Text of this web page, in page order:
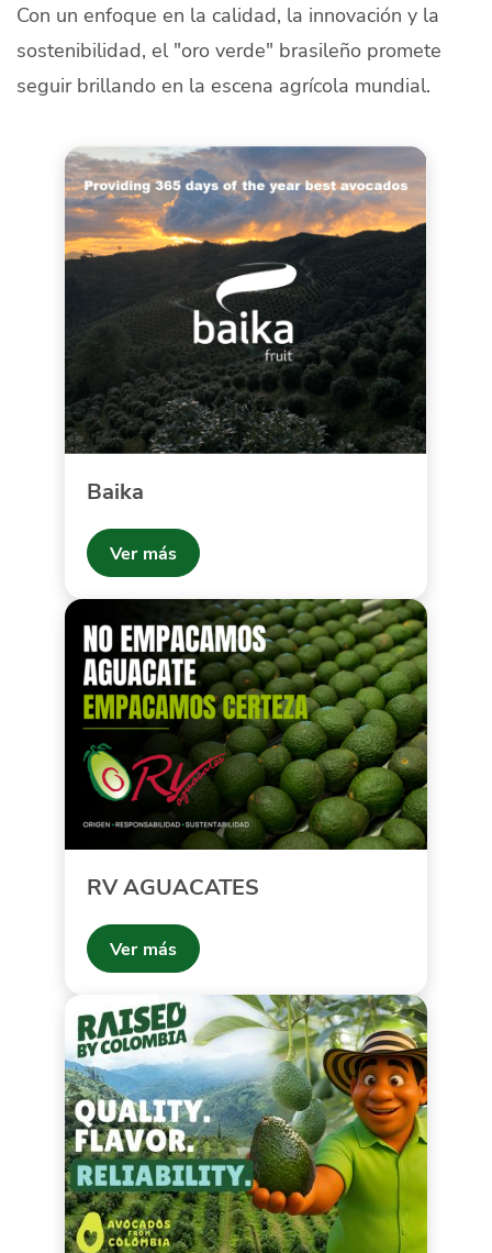
Con un enfoque en la calidad, la innovación y la
sostenibilidad, el "oro verde" brasileño promete
seguir brillando en la escena agrícola mundial.
Baika
Ver más
RV AGUACATES
Ver más